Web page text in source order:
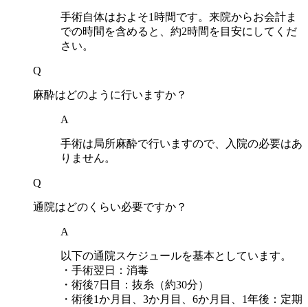
手術自体はおよそ1時間です。来院からお会計ま
での時間を含めると、約2時間を目安にしてくだ
さい。
Q
麻酔はどのように行いますか？
A
手術は局所麻酔で行いますので、入院の必要はあ
りません。
Q
通院はどのくらい必要ですか？
A
以下の通院スケジュールを基本としています。
・手術翌日：消毒
・術後7日目：抜糸（約30分）
・術後1か月目、3か月目、6か月目、1年後：定期